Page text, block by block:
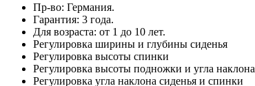
Пр-во: Германия.
Гарантия: 3 года.
Для возраста: от 1 до 10 лет.
Регулировка ширины и глубины сиденья
Регулировка высоты спинки
Регулировка высоты подножки и угла наклона
Регулировка угла наклона сиденья и спинки